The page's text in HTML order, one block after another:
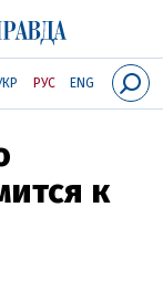
РУС ENG
к